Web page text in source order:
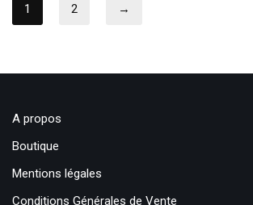
1 2 →
A propos
Boutique
Mentions légales
Conditions Générales de Vente